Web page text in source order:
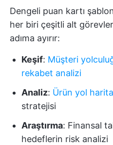
Dengeli puan kartı
her biri çeşitli alt
adıma ayırır:
Keşif: Müşteri
rekabet analizi
Analiz: Ürün yol
stratejisi
Araştırma: Finansal
hedeflerin risk analizi